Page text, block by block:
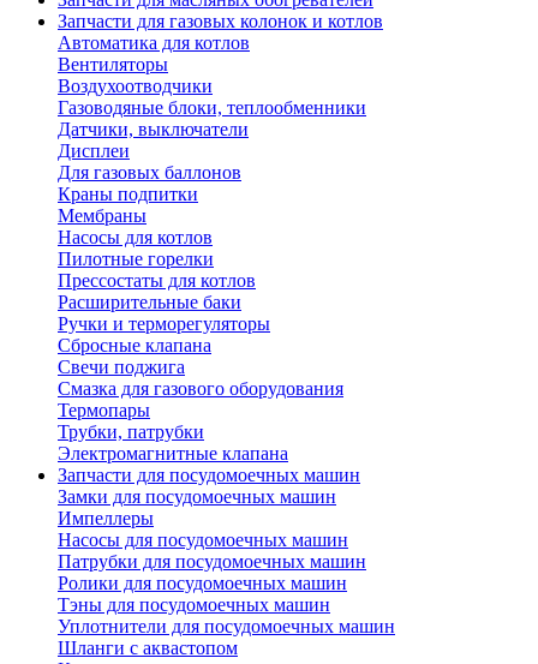
Запчасти для газовых колонок и котлов
Автоматика для котлов
Вентиляторы
Воздухоотводчики
Газоводяные блоки, теплообменники
Датчики, выключатели
Дисплеи
Для газовых баллонов
Краны подпитки
Мембраны
Насосы для котлов
Пилотные горелки
Прессостаты для котлов
Расширительные баки
Ручки и терморегуляторы
Сбросные клапана
Свечи поджига
Смазка для газового оборудования
Термопары
Трубки, патрубки
Электромагнитные клапана
Запчасти для посудомоечных машин
Замки для посудомоечных машин
Импеллеры
Насосы для посудомоечных машин
Патрубки для посудомоечных машин
Ролики для посудомоечных машин
Тэны для посудомоечных машин
Уплотнители для посудомоечных машин
Шланги с аквастопом